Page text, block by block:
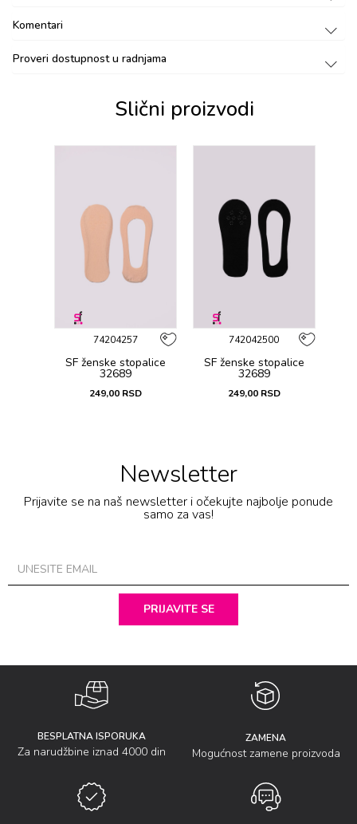
Komentari
Proveri dostupnost u radnjama
Slični proizvodi
74204257
SF ženske stоpalicе
32689
249,00 RSD
742042500
SF ženske stоpalicе
32689
249,00 RSD
Newsletter
Prijavite se na naš newsletter i očekujte najbolje ponude
samo za vas!
PRIJAVITE SE
BESPLATNA ISPORUKA
Za narudžbine iznad 4000 din
ZAMENA
Mogućnost zamene proizvoda